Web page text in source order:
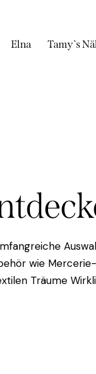
Elna Tamy`s
wie
Träume